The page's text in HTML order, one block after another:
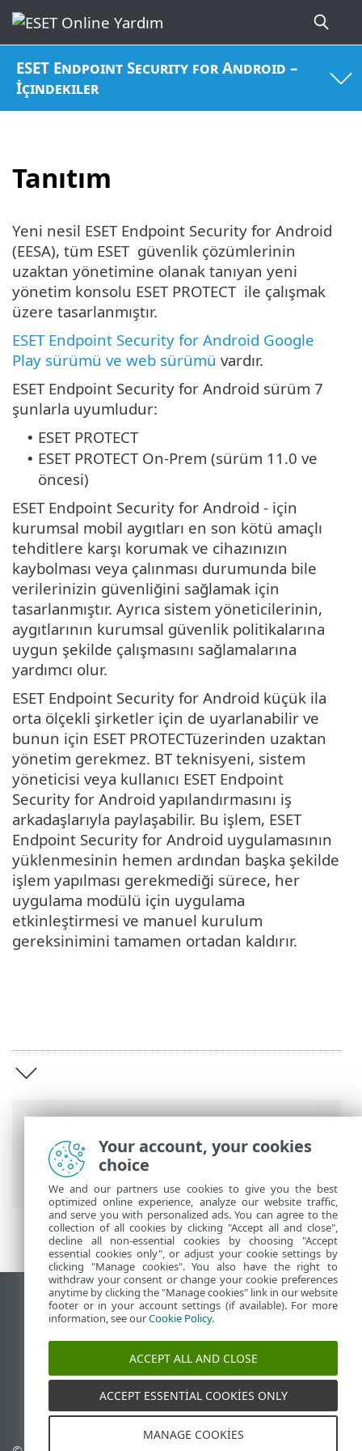
ESET Endpoint Security for Android –
İçindekiler
Tanıtım
ESET Online Yardım
ESET Endpoint
Security for Android
Giriş
Yeni nesil ESET Endpoint Security for Android
(EESA), tüm ESET güvenlik çözümlerinin
uzaktan yönetimine olanak tanıyan yeni
yönetim konsolu ESET PROTECT ile çalışmak
üzere tasarlanmıştır.
ESET Endpoint Security for Android Google
Play sürümü ve web sürümü vardır.
ESET Endpoint Security for Android sürüm 7
şunlarla uyumludur:
• ESET PROTECT
• ESET PROTECT On-Prem (sürüm 11.0 ve
öncesi)
ESET Endpoint Security for Android - için
kurumsal mobil aygıtları en son kötü amaçlı
tehditlere karşı korumak ve cihazınızın
kaybolması veya çalınması durumunda bile
verilerinizin güvenliğini sağlamak için
tasarlanmıştır. Ayrıca sistem yöneticilerinin,
aygıtlarının kurumsal güvenlik politikalarına
uygun şekilde çalışmasını sağlamalarına
yardımcı olur.
ESET Endpoint Security for Android küçük ila
orta ölçekli şirketler için de uyarlanabilir ve
bunun için ESET PROTECTüzerinden uzaktan
yönetim gerekmez. BT teknisyeni, sistem
yöneticisi veya kullanıcı ESET Endpoint
Security for Android yapılandırmasını iş
arkadaşlarıyla paylaşabilir. Bu işlem, ESET
Endpoint Security for Android uygulamasının
yüklenmesinin hemen ardından başka şekilde
işlem yapılması gerekmediği sürece, her
uygulama modülü için uygulama
etkinleştirmesi ve manuel kurulum
gereksinimini tamamen ortadan kaldırır.
Masaüstü sitesini görüntüle
End of Life
ESET Bilgi Bankası
ESET Status Portal
Bölgesel destek
Your account, your cookies
choice
We and our partners use cookies to give you the best
optimized online experience, analyze our website traffic,
and serve you with personalized ads. You can agree to the
collection of all cookies by clicking "Accept all and close",
decline all non-essential cookies by choosing "Accept
essential cookies only", or adjust your cookie settings by
clicking "Manage cookies". You also have the right to
withdraw your consent or change your cookie preferences
anytime by clicking the "Manage cookies" link in our website
footer or in your account settings (if available). For more
information, see ourCookie Policy.
ACCEPT ALL AND CLOSE
ACCEPT ESSENTIAL COOKIES ONLY
MANAGE COOKIES